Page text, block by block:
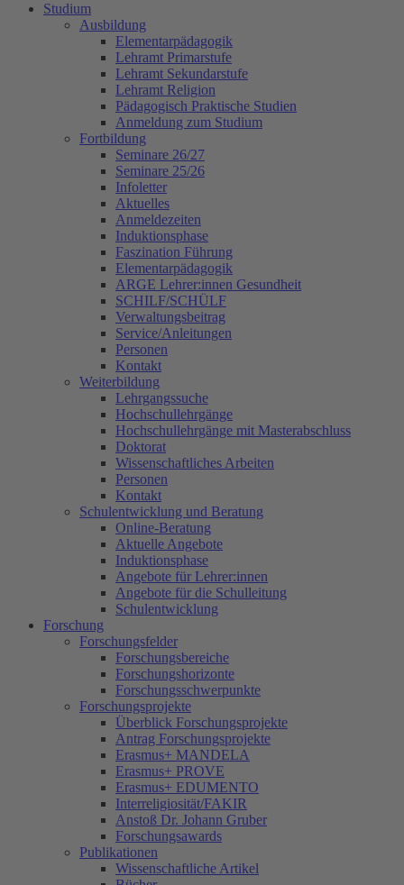
Studium
Ausbildung
Elementarpädagogik
Lehramt Primarstufe
Lehramt Sekundarstufe
Lehramt Religion
Pädagogisch Praktische Studien
Anmeldung zum Studium
Fortbildung
Seminare 26/27
Seminare 25/26
Infoletter
Aktuelles
Anmeldezeiten
Induktionsphase
Faszination Führung
Elementarpädagogik
ARGE Lehrer:innen Gesundheit
SCHILF/SCHÜLF
Verwaltungsbeitrag
Service/Anleitungen
Personen
Kontakt
Weiterbildung
Lehrgangssuche
Hochschullehrgänge
Hochschullehrgänge mit Masterabschluss
Doktorat
Wissenschaftliches Arbeiten
Personen
Kontakt
Schulentwicklung und Beratung
Online-Beratung
Aktuelle Angebote
Induktionsphase
Angebote für Lehrer:innen
Angebote für die Schulleitung
Schulentwicklung
Forschung
Forschungsfelder
Forschungsbereiche
Forschungshorizonte
Forschungsschwerpunkte
Forschungsprojekte
Überblick Forschungsprojekte
Antrag Forschungsprojekte
Erasmus+ MANDELA
Erasmus+ PROVE
Erasmus+ EDUMENTO
Interreligiosität/FAKIR
Anstoß Dr. Johann Gruber
Forschungsawards
Publikationen
Wissenschaftliche Artikel